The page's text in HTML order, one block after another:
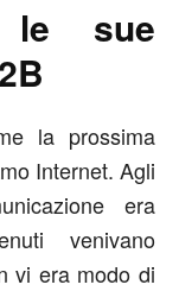
le sue
la prossima
Internet. Agli
era
venivano
vi era modo di